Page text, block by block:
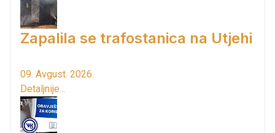
Zapalila se trafostanica na Utjehi
09. Avgust. 2026.
Detaljnije...